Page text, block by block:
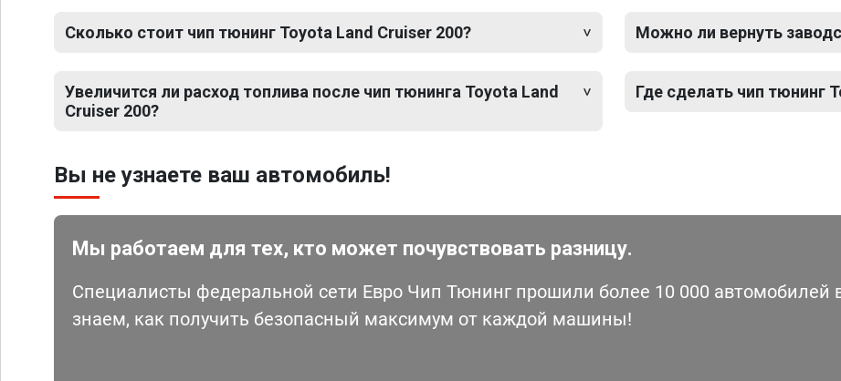
Сколько стоит чип тюнинг Toyota Land Cruiser 200?
Увеличится ли расход топлива после чип тюнинга Toyota Land
Cruiser 200?
Можно ли вернуть
Где сделать чип тюнинг
Вы не узнаете ваш автомобиль!
Мы работаем для тех, кто может почувствовать разницу.
Специалисты федеральной сети Евро Чип Тюнинг прошили более 10 000 автомобилей
знаем, как получить безопасный максимум от каждой машины!